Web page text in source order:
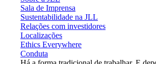
Sala de Imprensa
Sustentabilidade na JLL
Relações com investidores
Localizações
Ethics Everywhere
Conduta